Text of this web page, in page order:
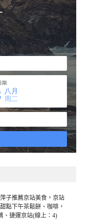
子推薦京站美食，京站
點下午茶鬆餅、咖啡，
、捷運京站(線上：4)